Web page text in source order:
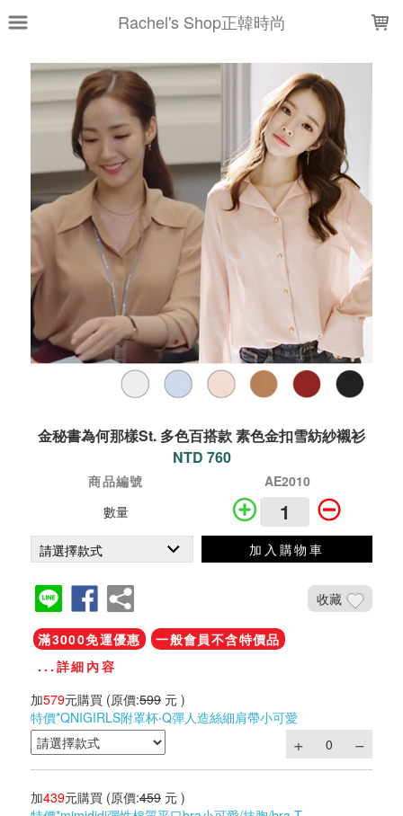
Rachel's Shop正韓時尚
金秘書為何那樣St. 多色百搭款 素色金扣雪紡紗襯衫
NTD 760
商品編號
AE2010
數量
加入購物車
收藏
滿3000免運優惠
一般會員不含特價品
...詳細內容
加579元購買 (原價:599 元 )
特價*QNIGIRLS附罩杯‧Q彈人造絲細肩帶小可愛
加439元購買 (原價:459 元 )